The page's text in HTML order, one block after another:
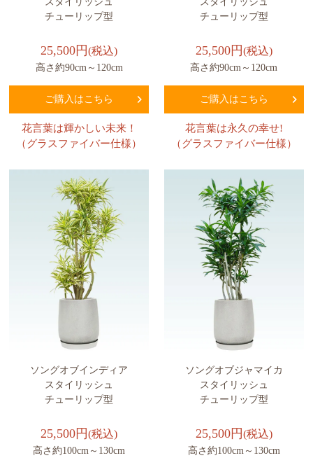
チューリップ型
25,500円(税込)
高さ約90cm～120cm
ご購入はこちら
花言葉は輝かしい未来！
（グラスファイバー仕様）
チューリップ型
25,500円(税込)
高さ約90cm～120cm
ご購入はこちら
花言葉は永久の幸せ!
（グラスファイバー仕様）
ソングオブインディア
スタイリッシュ
チューリップ型
25,500円(税込)
高さ約100cm～130cm
ソングオブジャマイカ
スタイリッシュ
チューリップ型
25,500円(税込)
高さ約100cm～130cm